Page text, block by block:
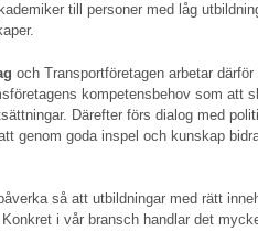
till personer med låg
och Transportföretagen arbetar
kompetensbehov som att
Därefter förs dialog med
genom goda inspel och kunskap
så att utbildningar med rätt
i vår bransch handlar det